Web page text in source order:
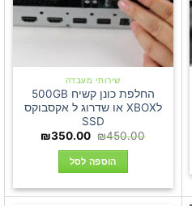
שירותי מעבדה
החלפת כונן קשיח 500GB
לXBOX או שדרוג ל אקסבוקס
SSD
₪450.00
המחיר
היה:
₪450.00.
₪350.00
המחיר
הוספה לסל